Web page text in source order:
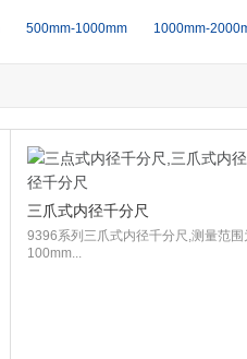
500mm-1000mm 1000mm-
三爪式内径千分尺
9396系列三爪式内径千分尺,测量范围
100mm...